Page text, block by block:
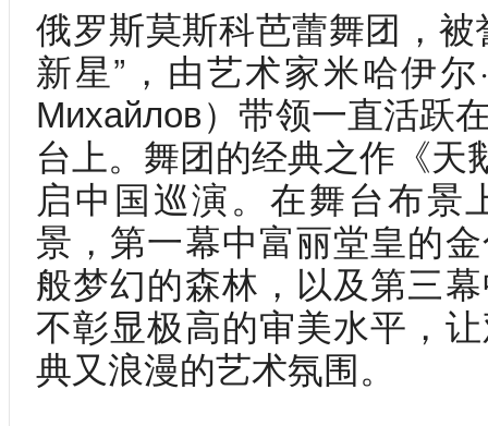
俄罗斯莫斯科芭蕾舞团，
新星”，由艺术家米哈伊
Михайлов）带领一直活跃
台上。舞团的经典之作《天
启中国巡演。在舞台布景
景，第一幕中富丽堂皇的
般梦幻的森林，以及第三
不彰显极高的审美水平，
典又浪漫的艺术氛围。